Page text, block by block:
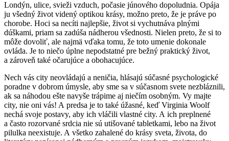
Londýn, ulice, svieži vzduch, počasie júnového dopoludnia. Opája
ju všedný život videný optikou krásy, možno preto, že je práve po
chorobe. Hoci sa necíti najlepšie, život si vychutnáva plnými
dúškami, priam sa zadúša nádherou všednosti. Nielen preto, že si to
môže dovoliť, ale najmä vďaka tomu, že toto umenie dokonale
ovláda. Je to niečo úplne nepodstatné pre bežný praktický život,
a zároveň také očarujúce a obohacujúce.
Nech vás city neovládajú a neničia, hlásajú súčasné psychologické
poradne v dobrom úmysle, aby sme sa v súčasnom svete nezbláznili,
ak sa náhodou ešte navyše trápime aj niečím osobným. Vy majte
city, nie oni vás! A predsa je to také úžasné, keď Virginia Woolf
nechá svoje postavy, aby ich vláčili vlastné city. A ich preplnené
a často rozorvané srdcia nie sú utišované tabletkami, lebo na život
pilulka neexistuje. A všetko zahalené do krásy sveta, života, do